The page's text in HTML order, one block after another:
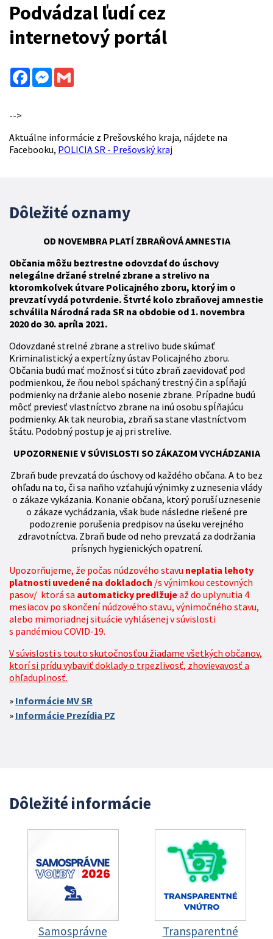
Podvádzal ľudí cez
internetový portál
FacebookMessenger
-->
Aktuálne informácie z Prešovského kraja, nájdete na
Facebooku, POLICIA SR - Prešovský kraj
Dôležité oznamy
OD NOVEMBRA PLATÍ ZBRAŇOVÁAMNESTIA
Občania môžu beztrestne odovzdať do úschovy
nelegálne držané strelné zbrane a strelivo na
ktoromkoľvek útvare Policajného zboru, ktorý im o
prevzatí vydá potvrdenie. Štvrté kolo zbraňovej amnestie
schválila Národná rada SR na obdobie od 1. novembra
2020 do 30. apríla 2021.
Odovzdané strelné zbrane a strelivo bude skúmať
Kriminalistický a expertízny ústav Policajného zboru.
Občania budú mať možnosť si túto zbraň zaevidovať pod
podmienkou, že ňou nebol spáchaný trestný čin a spĺňajú
podmienky na držanie alebo nosenie zbrane. Prípadne budú
môcť previesť vlastníctvo zbrane na inú osobu spĺňajúcu
podmienky. Ak tak neurobia, zbraň sa stane vlastníctvom
štátu. Podobný postup je aj pri strelive.
UPOZORNENIE V SÚVISLOSTI SO ZÁKAZOM VYCHÁDZANIA
Zbraň bude prevzatá do úschovy od každého občana. A to bez
ohľadu na to, či sa naňho vzťahujú výnimky z uznesenia vlády
o zákaze vykázania. Konanie občana, ktorý poruší uznesenie
o zákaze vychádzania, však bude následne riešené pre
podozrenie porušenia predpisov na úseku verejného
zdravotníctva. Zbraň bude od neho prevzatá za dodržania
prísnych hygienických opatrení.
Upozorňujeme, že počas núdzového stavu neplatia lehoty
platnosti uvedené na dokladoch /s výnimkou cestovných
pasov/ ktorá sa automaticky predlžujeaž do uplynutia 4
mesiacov po skončení núdzového stavu, výnimočného stavu,
alebo mimoriadnej situácie vyhlásenej v súvislosti
s pandémiou COVID-19.
V súvislosti s touto skutočnosťou žiadame všetkých občanov,
ktorí si prídu vybaviť doklady o trpezlivosť, zhovievavosť a
ohľaduplnosť.
Informácie MV SR
Informácie Prezídia PZ
Dôležité informácie
Samosprávne
Transparentné